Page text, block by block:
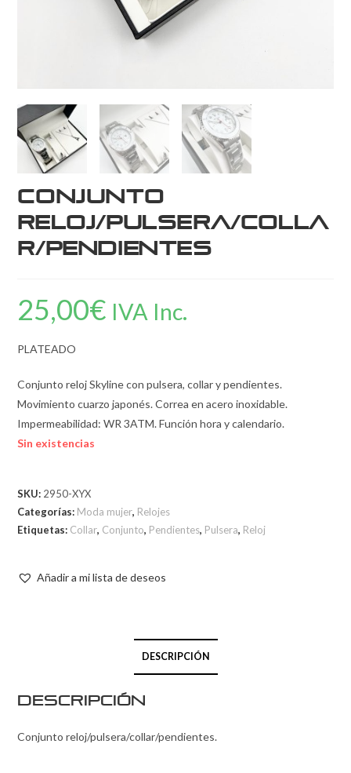
Conjunto
reloj/pulsera/colla
r/pendientes
25,00€ IVA Inc.
PLATEADO
Conjunto reloj Skyline con pulsera, collar y pendientes.
Movimiento cuarzo japonés. Correa en acero inoxidable.
Impermeabilidad: WR 3ATM. Función hora y calendario.
Sin existencias
SKU: 2950-XYX
Categorías: Moda mujer, Relojes
Etiquetas: Collar, Conjunto, Pendientes, Pulsera, Reloj
Añadir a mi lista de deseos
DESCRIPCIÓN
Descripción
Conjunto reloj/pulsera/collar/pendientes.